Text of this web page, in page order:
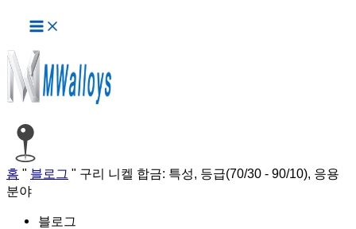
로
건
너
기
인
메
뉴
홈 " 블로그 " 구리 니켈 합금: 특성, 등급(70/30 - 90/10), 응용
분야
블로그